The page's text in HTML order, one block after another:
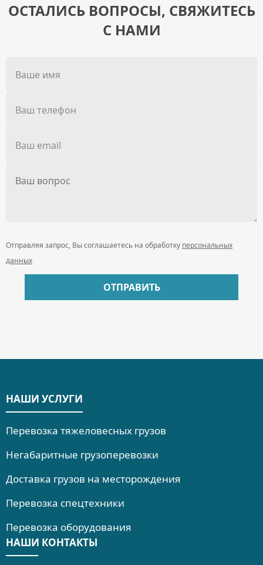
ОСТАЛИСЬ ВОПРОСЫ, СВЯЖИТЕСЬ
С НАМИ
Отправляя запрос, Вы соглашаетесь на обработку персональных
данных
НАШИ УСЛУГИ
Перевозка тяжеловесных грузов
Негабаритные грузоперевозки
Доставка грузов на месторождения
Перевозка спецтехники
Перевозка оборудования
НАШИ КОНТАКТЫ